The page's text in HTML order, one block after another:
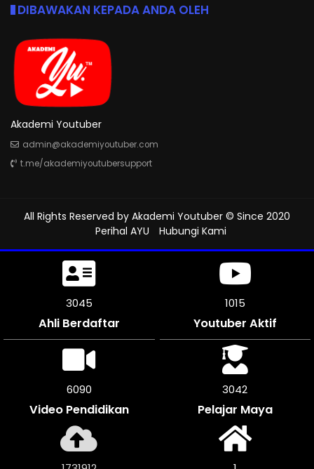
DIBAWAKAN KEPADA ANDA OLEH
Akademi Youtuber
admin@akademiyoutuber.com
t.me/akademiyoutubersupport
All Rights Reserved by Akademi Youtuber © Since 2020
Perihal AYU
Hubungi Kami
3339
Ahli Berdaftar
1113
Youtuber Aktif
6678
Video Pendidikan
3336
Pelajar Maya